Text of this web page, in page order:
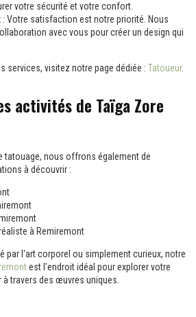
votre sécurité et votre confort.
: Votre satisfaction est notre priorité. Nous
avec vous pour créer un design qui
services, visitez notre page dédiée : Tatoueur.
activités de Taïga Zore
tatouage, nous offrons également de
à découvrir :
à Remiremont
par l'art corporel ou simplement curieux, notre
est l'endroit idéal pour explorer votre
travers des œuvres uniques.